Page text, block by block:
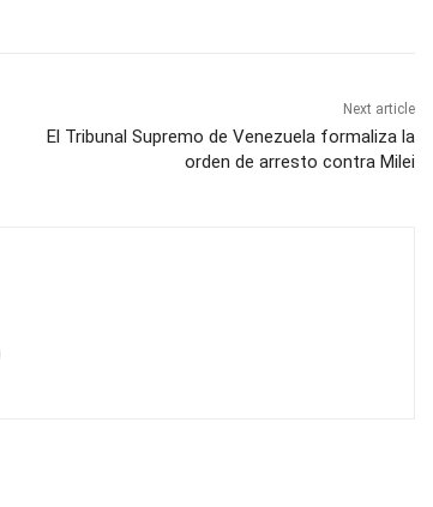
Next article
El Tribunal Supremo de Venezuela formaliza la
orden de arresto contra Milei